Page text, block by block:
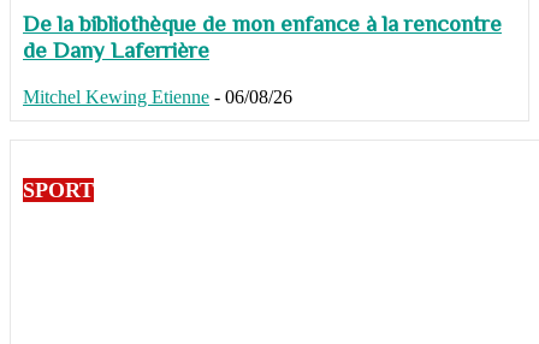
De la bibliothèque de mon enfance à la rencontre
de Dany Laferrière
Mitchel Kewing Etienne - 06/08/26
SPORT